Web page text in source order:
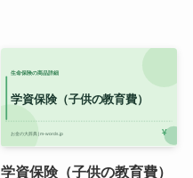
学資保険（子供の教育費）